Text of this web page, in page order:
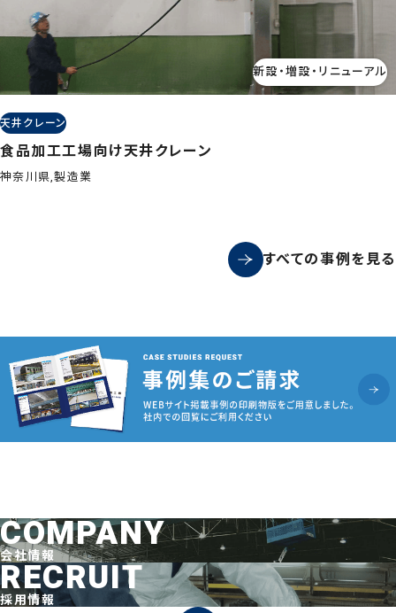
新設・増設・リニューアル
天井クレーン
食品加工工場向け天井クレーン
神奈川県,製造業
すべての事例を見る
会社情報
COMPANY
採用情報
RECRUIT